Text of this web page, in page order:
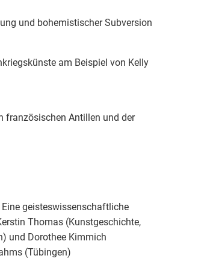
und bohemistischer Subversion
am Beispiel von Kelly
französischen Antillen und der
geisteswissenschaftliche
Thomas (Kunstgeschichte,
und Dorothee Kimmich
(Tübingen)